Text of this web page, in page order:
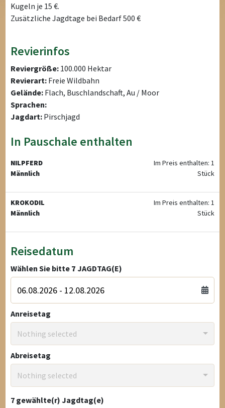
Kugeln je 15 €.
Zusätzliche Jagdtage bei Bedarf 500 €
Revierinfos
Reviergröße: 100.000 Hektar
Revierart: Freie Wildbahn
Gelände: Flach, Buschlandschaft, Au / Moor
Sprachen:
Jagdart: Pirschjagd
In Pauschale enthalten
NILPFERD
Männlich
Im Preis enthalten: 1
Stück
KROKODIL
Männlich
Im Preis enthalten: 1
Stück
Reisedatum
Wählen Sie bitte 7 JAGDTAG(E)
Anreisetag
Nothing selected
Abreisetag
Nothing selected
7 gewählte(r) Jagdtag(e)